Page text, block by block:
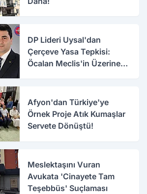
DP Lideri Uysal'dan
Çerçeve Yasa Tepkisi:
Öcalan Meclis'in Üzerine
Afyon'dan Türkiye'ye
Örnek Proje Atık Kumaşlar
Servete Dönüştü!
Meslektaşını Vuran
Avukata 'Cinayete Tam
Teşebbüs' Suçlaması